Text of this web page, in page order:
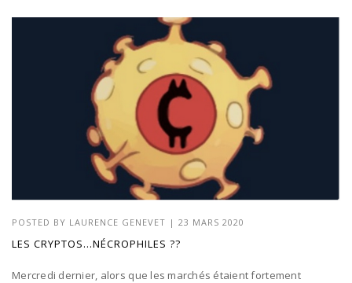
POSTED BY LAURENCE GENEVET | 23 MARS 2020
LES CRYPTOS…NÉCROPHILES ??
Mercredi dernier, alors que les marchés étaient fortement